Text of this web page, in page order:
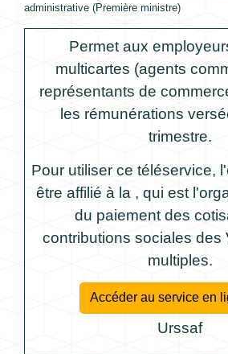
administrative (Première ministre)
Permet aux
multicartes (agents
représentants de
les rémunérations
trimestre.
Pour utiliser ce téléservice,
être affilié à la , qui est
du paiement des
contributions sociales des
multiples.
Accéder au service en
Urssaf